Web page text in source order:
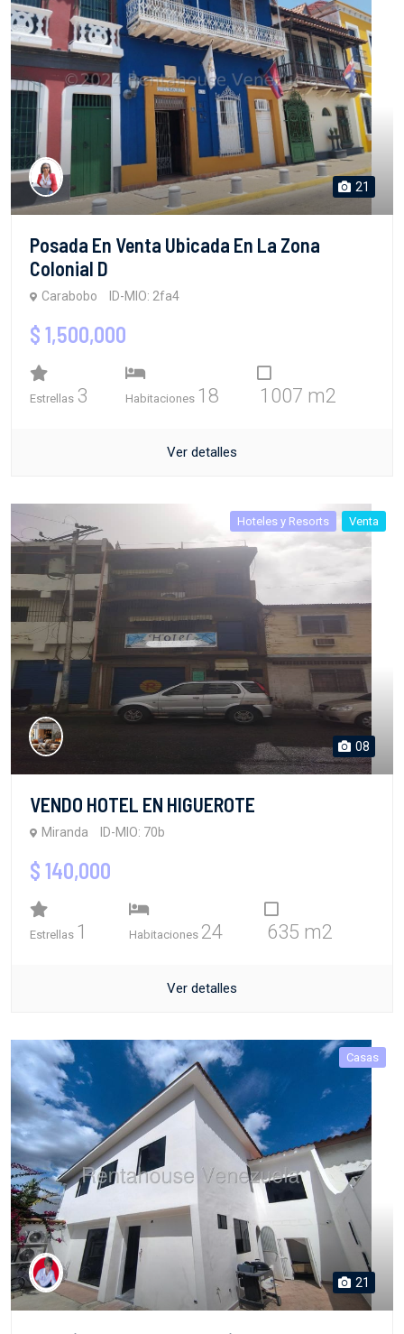
21
Posada En Venta Ubicada En La Zona
Colonial D
Carabobo ID-MIO: 2fa4
$ 1,500,000
Estrellas 3 Habitaciones 18 1007 m2
Ver detalles
Hoteles y Resorts Venta
08
VENDO HOTEL EN HIGUEROTE
Miranda ID-MIO: 70b
$ 140,000
Estrellas 1 Habitaciones 24 635 m2
Ver detalles
Casas
21